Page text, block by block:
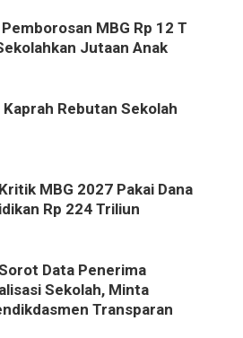
MBG Rp 12 T
Jutaan Anak
Kaprah Rebutan Sekolah
MBG 2027 Pakai Dana
Rp 224 Triliun
Data Penerima
Sekolah, Minta
Transparan